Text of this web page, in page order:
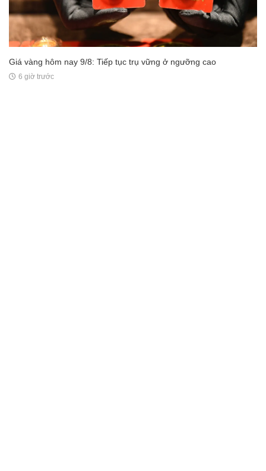
Giá vàng hôm nay 9/8: Tiếp tục trụ vững ở ngưỡng cao
6 giờ trước